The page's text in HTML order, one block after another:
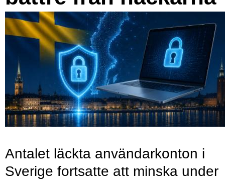
Antalet läckta användarkonton i
Sverige fortsatte att minska under